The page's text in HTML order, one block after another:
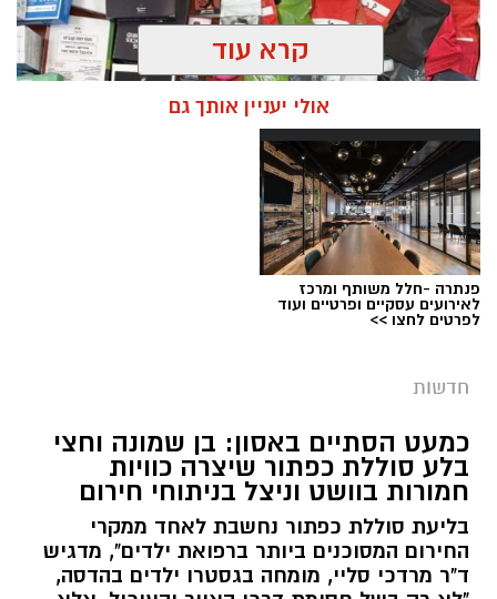
צילום: דוברות המשטרה
מערכת ירושלים נט / 09:11 06.08.26
הסמים המסוכנים, בוצעו בימים האחרונים שתי
פעילויות ממוקדות, שהובילו למעצר של שלושה
החשודים כסמים מסוכנים, כסף מזומן ואמצעים
נוספים.
קרא עוד
אולי יעניין אותך גם
פנתרה -חלל משותף ומרכז
לאירועים עסקיים ופרטיים ועוד
לפרטים לחצו >>
חדשות
כמעט הסתיים באסון: בן שמונה וחצי
בלע סוללת כפתור שיצרה כוויות
חמורות בוושט וניצל בניתוחי חירום
בליעת סוללת כפתור נחשבת לאחד ממקרי
החירום המסוכנים ביותר ברפואת ילדים", מדגיש
ד"ר מרדכי סליי, מומחה בגסטרו ילדים בהדסה,